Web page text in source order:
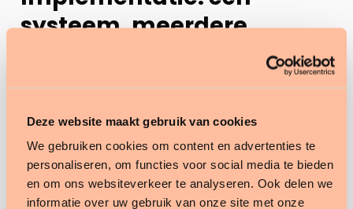
Deze website maakt gebruik van cookies
We gebruiken cookies om content en advertenties te
personaliseren, om functies voor social media te bieden
en om ons websiteverkeer te analyseren. Ook delen we
informatie over uw gebruik van onze site met onze
systeem, meerdere
Een belangrijke eerste stap was het scherp
aanmelding? Wanneer is iets oriëntatie?”, zegt
Hester. “Dat moet voor iedereen hetzelfde
betekenen, anders gaat het wringen.”